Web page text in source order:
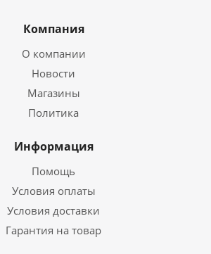
Компания
О компании
Новости
Магазины
Политика
Информация
Помощь
Условия оплаты
Условия доставки
Гарантия на товар